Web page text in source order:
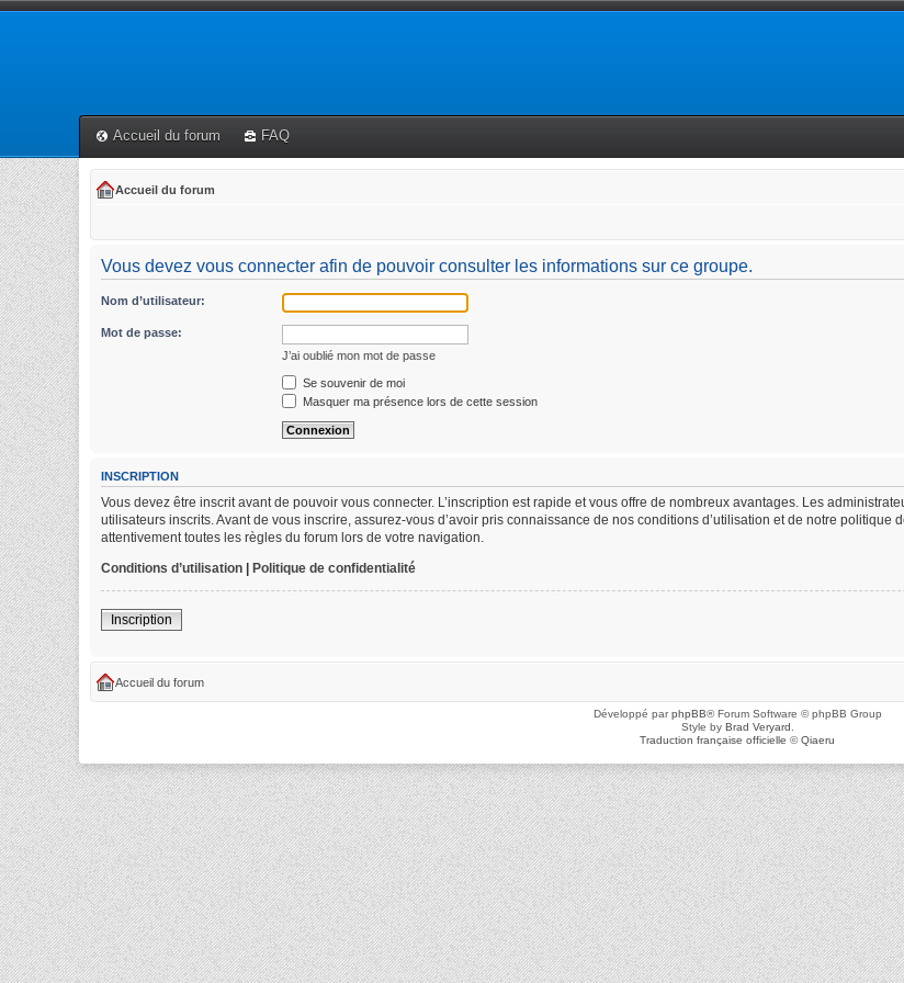
Accueil du forum FAQ
Accueil du forum
Vous devez vous connecter afin de pouvoir consulter les informations sur ce groupe.
Nom d’utilisateur:
Mot de passe:
J’ai oublié mon mot de passe
Se souvenir de moi
Masquer ma présence lors de cette session
INSCRIPTION
Vous devez être inscrit avant de pouvoir vous connecter. L’inscription est rapide et vous offre de nombreux avantages. Les
utilisateurs inscrits. Avant de vous inscrire, assurez-vous d’avoir pris connaissance de nos conditions d’utilisation et de notre
attentivement toutes les règles du forum lors de votre navigation.
Conditions d’utilisation | Politique de confidentialité
Inscription
Accueil du forum
Développé parphpBB® Forum Software © phpBB Group
Style by Brad Veryard
Traduction française officielle ©Qiaeru